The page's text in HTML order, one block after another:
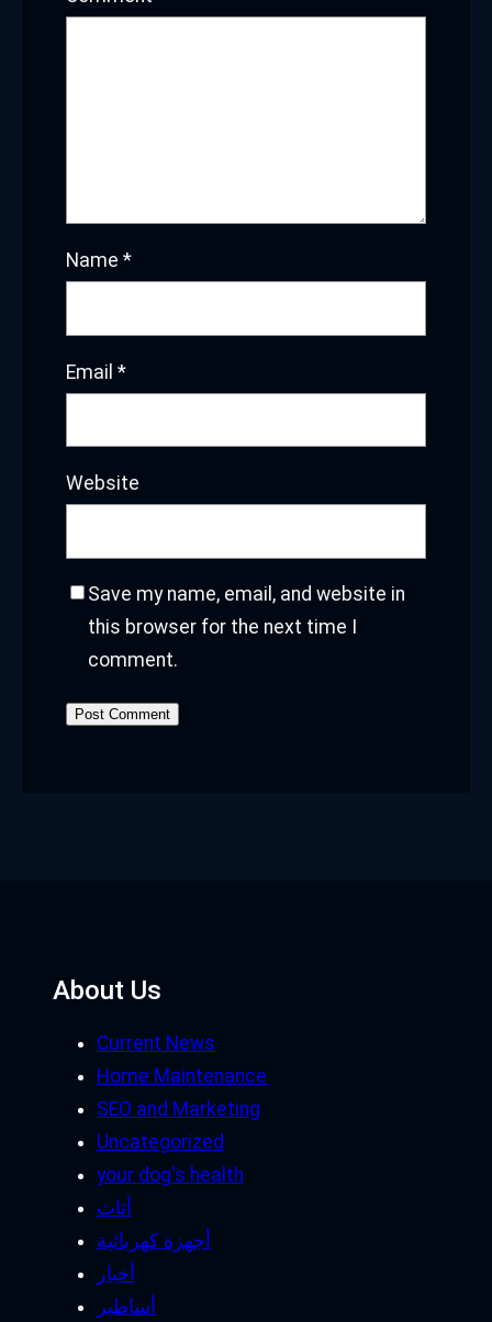
Name *
Email *
Website
Save my name, email, and website in
this browser for the next time I
comment.
About Us
Current News
Home Maintenance
SEO and Marketing
Uncategorized
your dog's health
أثاث
أجهزة كهربائية
أخبار
أساطير